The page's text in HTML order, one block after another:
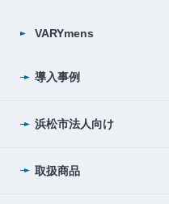
VARYmens
導入事例
浜松市法人向け
取扱商品